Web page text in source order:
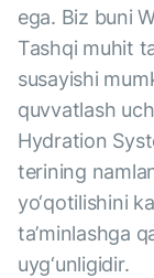
ega. Biz buni
Tashqi muhit
susayishi
quvvatlash
Hydration
terining
yo‘qotilishini
ta’minlashga
uyg‘unligidir.